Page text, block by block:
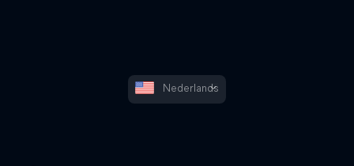
Nederlands